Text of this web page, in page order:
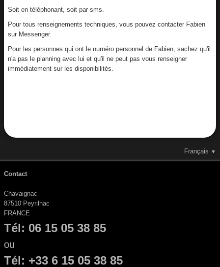
Soit en téléphonant, soit par sms.
Pour tous renseignements techniques, vous pouvez contacter Fabien
sur Messenger.
Pour les personnes qui ont le numéro personnel de Fabien, sachez qu'il
n'a pas le planning avec lui et qu'il ne peut pas vous renseigner
immédiatement sur les disponibilités.
Français ▼
Contact
Chavaignac
87510 Peyrilhac
FRANCE
Tél: 06 15 05 38 85
ou
Tél: +33 6 15 05 38 85